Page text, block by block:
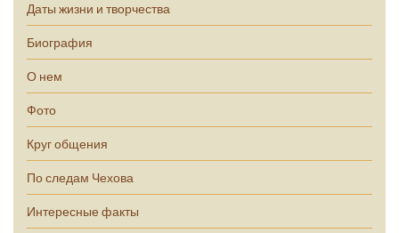
Даты жизни и творчества
Биография
О нем
Фото
Круг общения
По следам Чехова
Интересные факты